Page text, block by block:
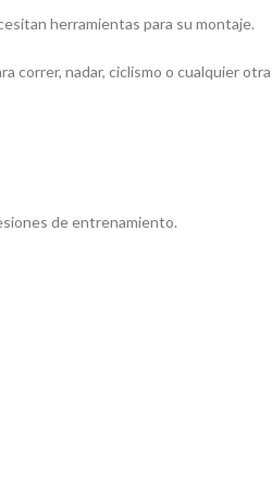
herramientas para su montaje.
correr, nadar, ciclismo o cualquier
de entrenamiento.